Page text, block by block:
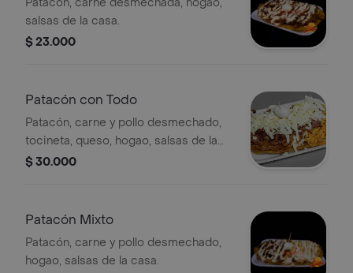
salsas de la casa.
$ 23.000
Patacón con Todo
Patacón, carne y pollo desmechado,
tocineta, queso, hogao, salsas de la
casa.
$ 30.000
Patacón Mixto
Patacón, carne y pollo desmechado,
hogao, salsas de la casa.